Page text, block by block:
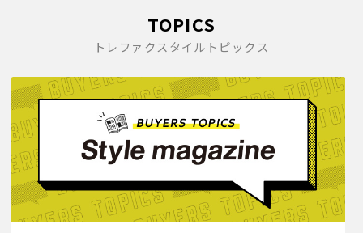
TOPICS
トレファクスタイルトピックス